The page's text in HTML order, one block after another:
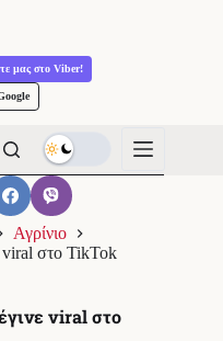
μας στο Viber!
Αγρίνιο
viral στο TikTok
viral στο